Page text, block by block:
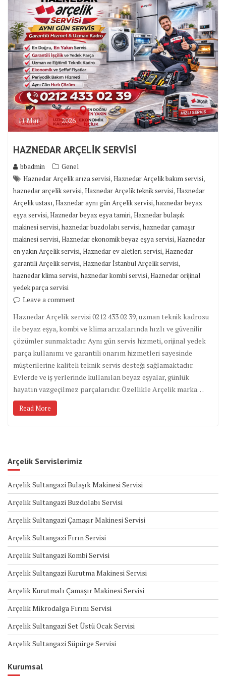
11Mar 2026
HAZNEDAR ARÇELİK SERVİSİ
bbadmin
Genel
Haznedar Arçelik arıza servisi,Haznedar Arçelik bakım servisi,
haznedar arçelik servisi,Haznedar Arçelik teknik servisi,Haznedar
Arçelik ustası,Haznedar aynı gün Arçelik servisi,haznedar beyaz
eşya servisi,Haznedar beyaz eşya tamiri,Haznedar bulaşık
makinesi servisi,haznedar buzdolabı servisi,haznedar çamaşır
makinesi servisi,Haznedar ekonomik beyaz eşya servisi,Haznedar
en yakın Arçelik servisi,Haznedar ev aletleri servisi,Haznedar
garantili Arçelik servisi,Haznedar İstanbul Arçelik servisi,
haznedar klima servisi,haznedar kombi servisi,Haznedar orijinal
yedek parça servisi
Leave a comment
Haznedar Arçelik servisi 0212 433 02 39, uzman teknik kadrosu
ile beyaz eşya, kombi ve klima arızalarında hızlı ve güvenilir
çözümler sunmaktadır. Aynı gün servis hizmeti, orijinal yedek
parça kullanımı ve garantili onarım hizmetleri sayesinde
müşterilerine kaliteli teknik servis desteği sağlamaktadır.
Evlerde ve iş yerlerinde kullanılan beyaz eşyalar, günlük
hayatın vazgeçilmez parçalarıdır. Özellikle Arçelik marka…
Read More
Arçelik Servislerimiz
Arçelik Sultangazi Bulaşık Makinesi Servisi
Arçelik Sultangazi Buzdolabı Servisi
Arçelik Sultangazi Çamaşır Makinesi Servisi
Arçelik Sultangazi Fırın Servisi
Arçelik Sultangazi Kombi Servisi
Arçelik Sultangazi Kurutma Makinesi Servisi
Arçelik Kurutmalı Çamaşır Makinesi Servisi
Arçelik Mikrodalga Fırını Servisi
Arçelik Sultangazi Set Üstü Ocak Servisi
Arçelik Sultangazi Süpürge Servisi
Kurumsal